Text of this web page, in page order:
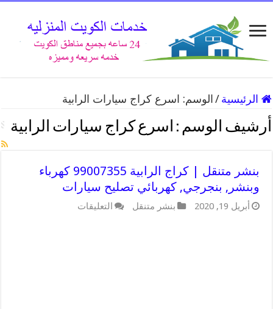
الرئيسية / الوسم: اسرع كراج سيارات الرابية
أرشيف الوسم : اسرع كراج سيارات الرابية
بنشر متنقل | كراج الرابية 99007355 كهرباء
وبنشر, بنجرجي, كهربائي تصليح سيارات
أبريل 19, 2020 بنشر متنقل التعليقات